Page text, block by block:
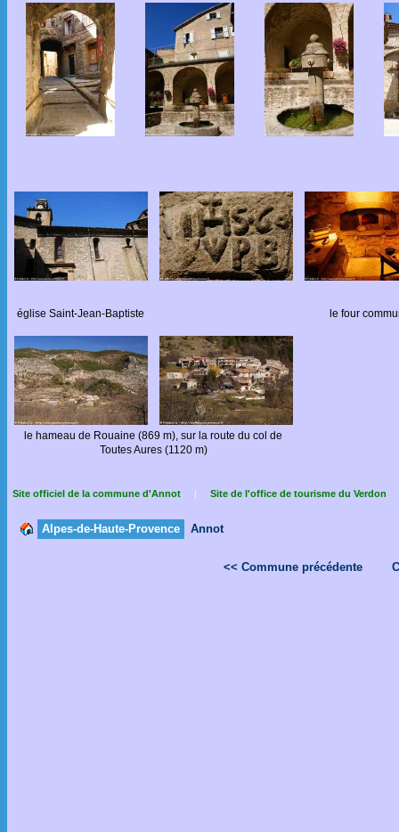
église Saint-Jean-Baptiste le four
le hameau de Rouaine (869 m), sur la route du col de
Toutes Aures (1120 m)
Site officiel de la commune d'Annot | Site de l'office de tourisme du Verdon
Alpes-de-Haute-Provence Annot
<< Commune précédente